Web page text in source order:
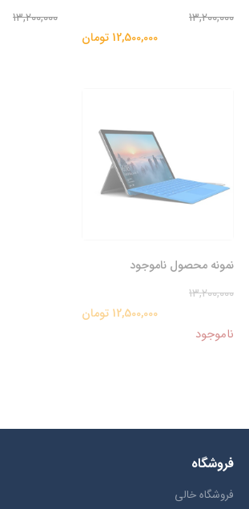
13,200,000
12,500,000 تومان
13,200,000
نمونه محصول ناموجود
13,200,000
12,500,000 تومان
ناموجود
فروشگاه
فروشگاه خالی